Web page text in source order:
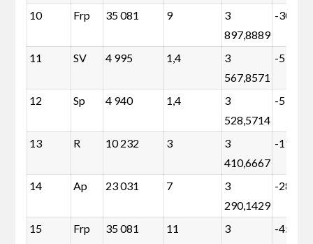
10 Frp 35 081 9
3
897,8889
-30 697
11 SV 4 995 1,4
3
567,8571
-5 237
12 Sp 4 940 1,4
3
528,5714
-5 292
13 R 10 232 3
3
410,6667
-11 694
14 Ap 23 031 7
3
290,1429
-28 130
15 Frp 35 081 11
3
-45 314